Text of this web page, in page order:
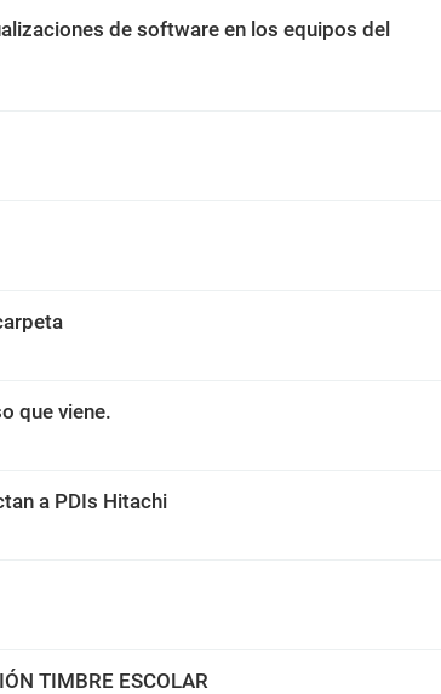
de software en los equipos del
que viene.
a PDIs Hitachi
TIMBRE ESCOLAR